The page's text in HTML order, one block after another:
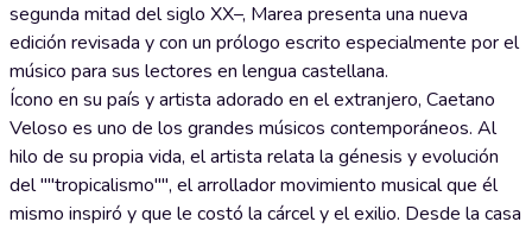
segunda mitad del siglo XX–, Marea presenta una nueva
edición revisada y con un prólogo escrito especialmente por el
músico para sus lectores en lengua castellana.
Ícono en su país y artista adorado en el extranjero, Caetano
Veloso es uno de los grandes músicos contemporáneos. Al
hilo de su propia vida, el artista relata la génesis y evolución
del ""tropicalismo"", el arrollador movimiento musical que él
mismo inspiró y que le costó la cárcel y el exilio. Desde la casa